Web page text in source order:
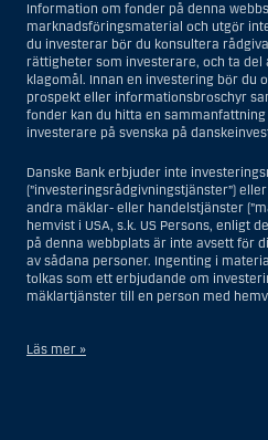
Information om fonder på denna
marknadsföringsmaterial och utgör
du investerar bör du konsultera
rättigheter som investerare, och ta
klagomål. Innan en investering bör du
prospekt eller informationsbroschyr
fonder kan du hitta en
investerare på svenska på
Danske Bank erbjuder inte
(”investeringsrådgivningstjänster”)
andra mäklar- eller handelstjänster
hemvist i USA, s.k. US Persons, enligt
på denna webbplats är inte avsett för
av sådana personer. Ingenting i
tolkas som ett erbjudande om
mäklartjänster till en person med
Läs mer »